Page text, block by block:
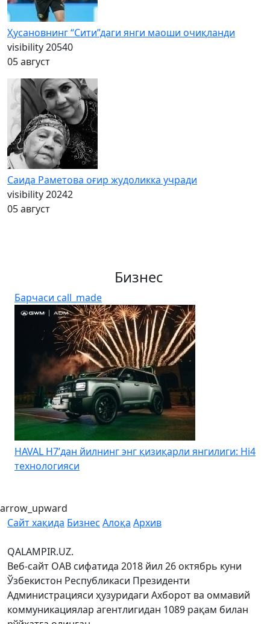
Ҳусановнинг “Сити”даги янги маоши очиқланди
visibility20540
05 август
Саида Раметова оғир жудоликка учради
visibility20242
05 август
Бизнес
Барчаси call_made
HAVAL H7’дан йилнинг энг қизиқарли янгилиги: Hi4
технологияси
arrow_upward
Сайт хақида Бизнес Алоқа Архив
QALAMPIR.UZ.
Веб-сайт ОАВ сифатида 2018 йил 26 октябрь куни
Ўзбекистон Республикаси Президенти
Администрацияси ҳузуридаги Ахборот ва оммавий
коммуникациялар агентлигидан 1089 рақам билан